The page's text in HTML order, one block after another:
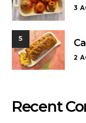
3
5
2
Recent